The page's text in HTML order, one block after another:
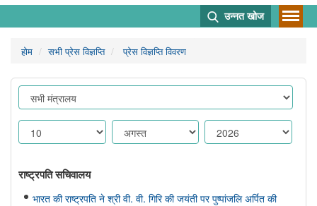
उन्नत खोज
होम सभी प्रेस विज्ञप्ति प्रेस विज्ञप्ति विवरण
राष्ट्रपति सचिवालय
भारत की राष्ट्रपति ने श्री वी. वी. गिरि की जयंती पर पुष्पांजलि अर्पित की